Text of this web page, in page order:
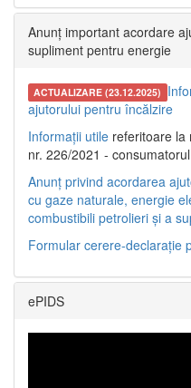
Anunț important acordare
supliment pentru energie
ACTUALIZARE (23.12.2025)
ajutorului pentru încălzire
Informații utile referitoare la
nr. 226/2021 -
Anunț privind acordarea
cu gaze naturale, energie
combustibili petrolieri și a
Formular cerere-declarație
ePIDS